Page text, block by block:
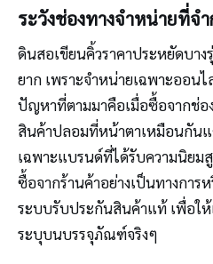
ระวังช่องทางจำหน่ายที่จ
ดินสอเขียนคิ้วราคาประหยัดบา
ยาก เพราะจำหน่ายเฉพาะออน
ปัญหาที่ตามมาคือเมื่อซื้อจากช่อ
สินค้าปลอมที่หน้าตาเหมือนกันแ
เฉพาะแบรนด์ที่ได้รับความนิยม
ซื้อจากร้านค้าอย่างเป็นทางกา
ระบบรับประกันสินค้าแท้ เพื่อใ
ระบุบนบรรจุภัณฑ์จริงๆ